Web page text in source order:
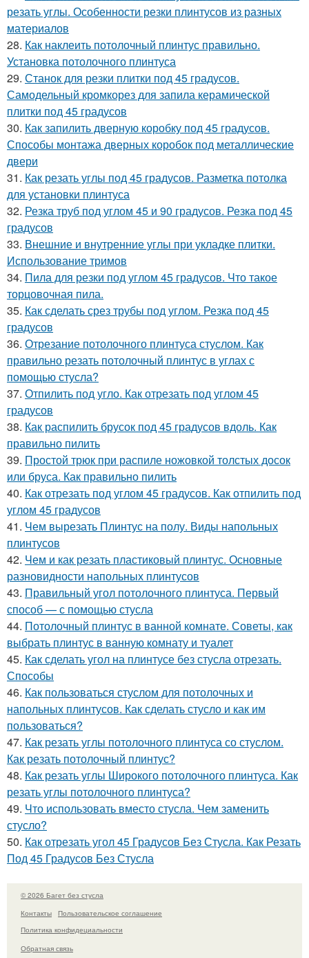
резать углы. Особенности резки плинтусов из разных
материалов
28. Как наклеить потолочный плинтус правильно.
Установка потолочного плинтуса
29. Станок для резки плитки под 45 градусов.
Самодельный кромкорез для запила керамической
плитки под 45 градусов
30. Как запилить дверную коробку под 45 градусов.
Способы монтажа дверных коробок под металлические
двери
31. Как резать углы под 45 градусов. Разметка потолка
для установки плинтуса
32. Резка труб под углом 45 и 90 градусов. Резка под 45
градусов
33. Внешние и внутренние углы при укладке плитки.
Использование тримов
34. Пила для резки под углом 45 градусов. Что такое
торцовочная пила.
35. Как сделать срез трубы под углом. Резка под 45
градусов
36. Отрезание потолочного плинтуса стуслом. Как
правильно резать потолочный плинтус в углах с
помощью стусла?
37. Отпилить под угло. Как отрезать под углом 45
градусов
38. Как распилить брусок под 45 градусов вдоль. Как
правильно пилить
39. Простой трюк при распиле ножовкой толстых досок
или бруса. Как правильно пилить
40. Как отрезать под углом 45 градусов. Как отпилить под
углом 45 градусов
41. Чем вырезать Плинтус на полу. Виды напольных
плинтусов
42. Чем и как резать пластиковый плинтус. Основные
разновидности напольных плинтусов
43. Правильный угол потолочного плинтуса. Первый
способ — с помощью стусла
44. Потолочный плинтус в ванной комнате. Советы, как
выбрать плинтус в ванную комнату и туалет
45. Как сделать угол на плинтусе без стусла отрезать.
Способы
46. Как пользоваться стуслом для потолочных и
напольных плинтусов. Как сделать стусло и как им
пользоваться?
47. Как резать углы потолочного плинтуса со стуслом.
Как резать потолочный плинтус?
48. Как резать углы Широкого потолочного плинтуса. Как
резать углы потолочного плинтуса?
49. Что использовать вместо стусла. Чем заменить
стусло?
50. Как отрезать угол 45 Градусов Без Стусла. Как Резать
Под 45 Градусов Без Стусла
© 2026 Багет без стусла
Контакты
Пользовательское соглашение
Политика конфидециальности
Обратная связь